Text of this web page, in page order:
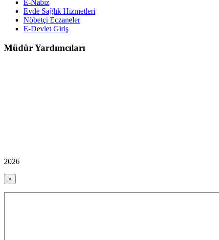
E-Nabız
Evde Sağlık Hizmetleri
Nöbetçi Eczaneler
E-Devlet Giriş
Müdür Yardımcıları
2026
×